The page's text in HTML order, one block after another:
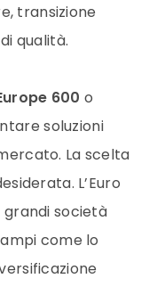
transizione
qualità.
600 o
soluzioni
La scelta
L’Euro
società
come lo